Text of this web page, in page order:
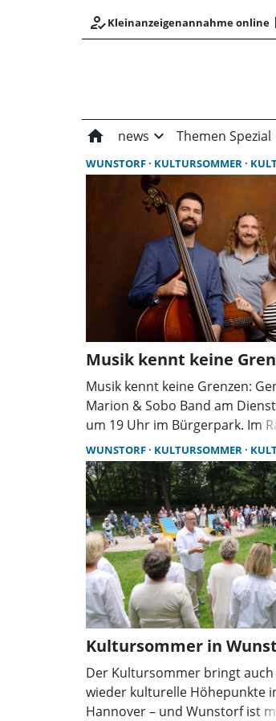
how_to_regKleinanzeigenannahme online
home news expand_more Themen Spezial
WUNSTORF KULTURSOMMER
Musik kennt keine
Musik kennt keine Grenzen:
Marion & Sobo Band am
um 19 Uhr im Bürgerpark. Im
Kultursommers der Region
französisch-polnische
eigene Mischung aus Globaler
vokalem Jazz auf die Bühne.
WUNSTORF KULTURSOMMER
Kultursommer in
Der Kultursommer bringt auch
wieder kulturelle Höhepunkte
Hannover – und Wunstorf ist